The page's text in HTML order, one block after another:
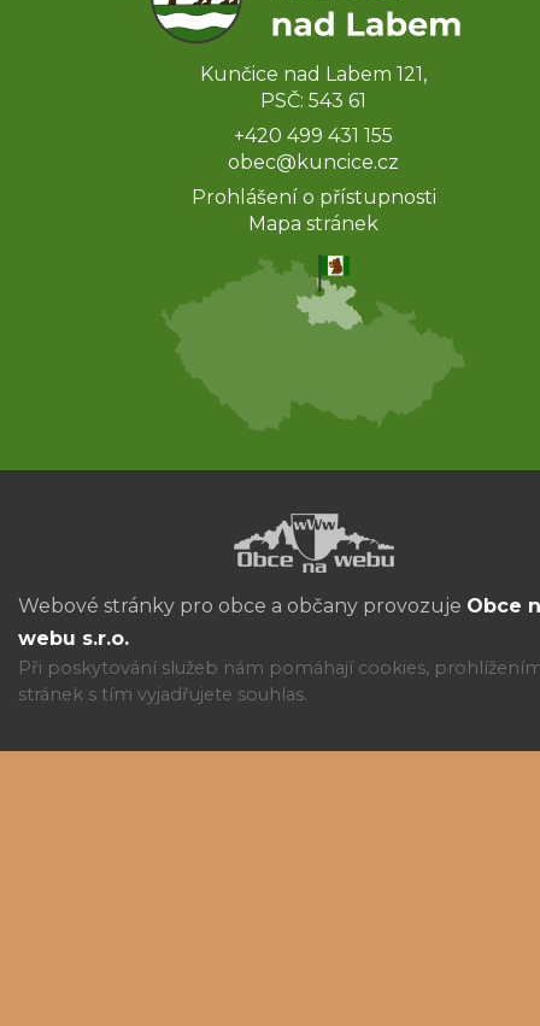
Kunčice nad Labem 121,
PSČ: 543 61
+420 499 431 155
obec@kuncice.cz
Prohlášení o přístupnosti
Mapa stránek
Webové stránky pro obce a občany provozuje Obce
webu s.r.o.
Při poskytování služeb nám pomáhají cookies,
stránek s tím vyjadřujete souhlas.